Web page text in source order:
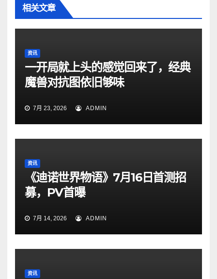
相关文章
资讯
一开局就上头的感觉回来了，经典
魔兽对抗图依旧够味
7月 23, 2026 ADMIN
资讯
《迪诺世界物语》7月16日首测招
募，PV首曝
7月 14, 2026 ADMIN
资讯